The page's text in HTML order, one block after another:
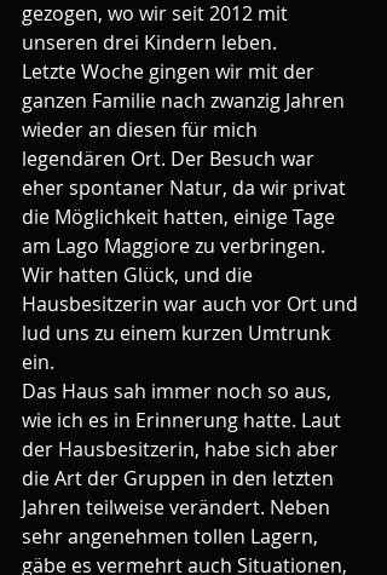
gezogen, wo wir seit 2012 mit
unseren drei Kindern leben.
Letzte Woche gingen wir mit der
ganzen Familie nach zwanzig Jahren
wieder an diesen für mich
legendären Ort. Der Besuch war
eher spontaner Natur, da wir privat
die Möglichkeit hatten, einige Tage
am Lago Maggiore zu verbringen.
Wir hatten Glück, und die
Hausbesitzerin war auch vor Ort und
lud uns zu einem kurzen Umtrunk
ein.
Das Haus sah immer noch so aus,
wie ich es in Erinnerung hatte. Laut
der Hausbesitzerin, habe sich aber
die Art der Gruppen in den letzten
Jahren teilweise verändert. Neben
sehr angenehmen tollen Lagern,
gäbe es vermehrt auch Situationen,